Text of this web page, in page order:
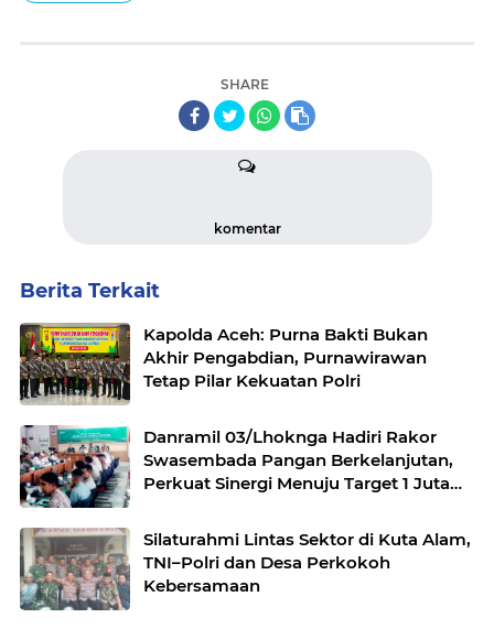
SHARE
komentar
Berita Terkait
Kapolda Aceh: Purna Bakti Bukan
Akhir Pengabdian, Purnawirawan
Tetap Pilar Kekuatan Polri
Danramil 03/Lhoknga Hadiri Rakor
Swasembada Pangan Berkelanjutan,
Perkuat Sinergi Menuju Target 1 Juta
Silaturahmi Lintas Sektor di Kuta Alam,
TNI–Polri dan Desa Perkokoh
Kebersamaan